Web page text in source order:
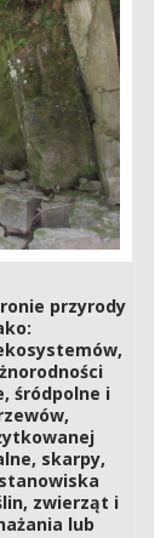
przyrody
śródpolne i
skarpy,
zwierząt i
lub